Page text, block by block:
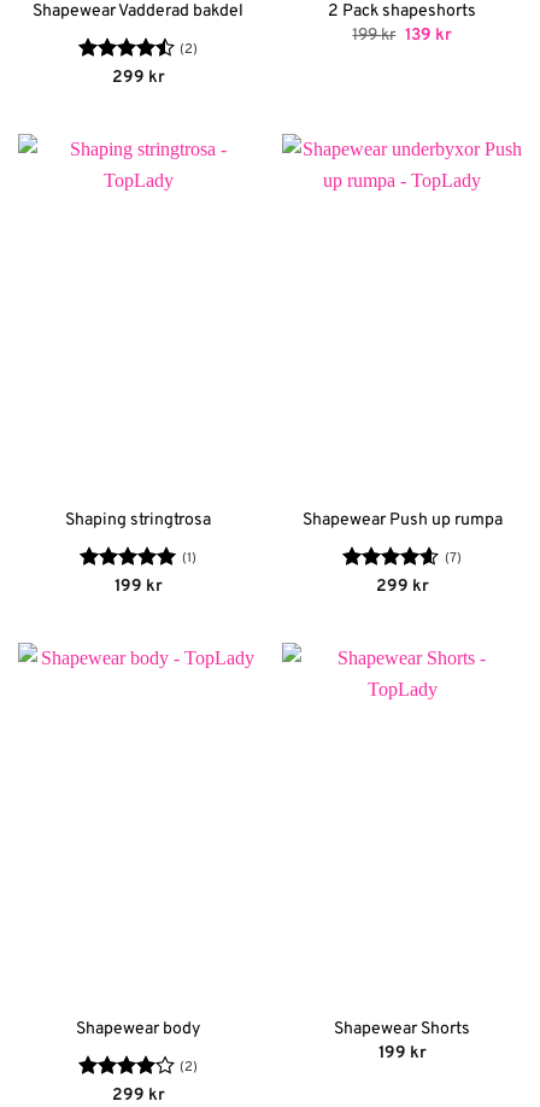
Shapewear Vadderad bakdel
Betygsatt
(2)
299 kr
2 Pack shapeshorts
199kr Det
139 krDet
Shaping stringtrosa
Betygsatt5
(1)
199 kr
Shapewear Push up rumpa
Betygsatt
(7)
299 kr
Shapewear body
Betygsatt
(2)
299 kr
Shapewear Shorts
199 kr